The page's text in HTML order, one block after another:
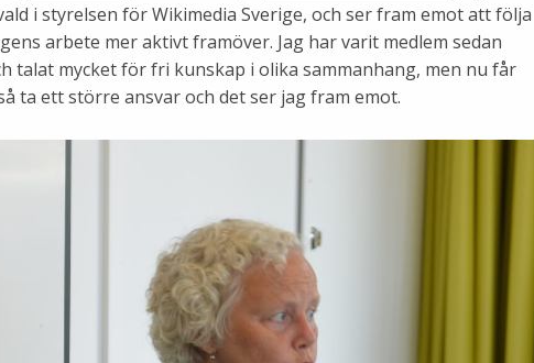
i styrelsen för Wikimedia Sverige, och ser fram emot att följa
arbete mer aktivt framöver. Jag har varit medlem sedan
talat mycket för fri kunskap i olika sammanhang, men nu får
ta ett större ansvar och det ser jag fram emot.